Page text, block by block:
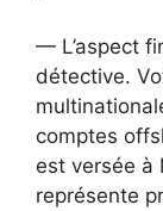
— L’aspect
détective.
comptes
est versée à
représente